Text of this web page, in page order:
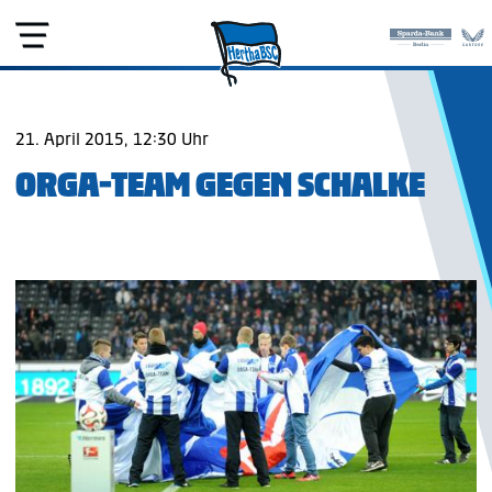
21. April 2015, 12:30 Uhr
ORGA-TEAM GEGEN SCHALKE